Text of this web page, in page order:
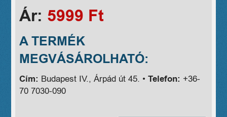
Ár: 5999 Ft
A TERMÉK
MEGVÁSÁROLHATÓ:
Cím: Budapest IV., Árpád út 45. •Telefon: +36-
70 7030-090